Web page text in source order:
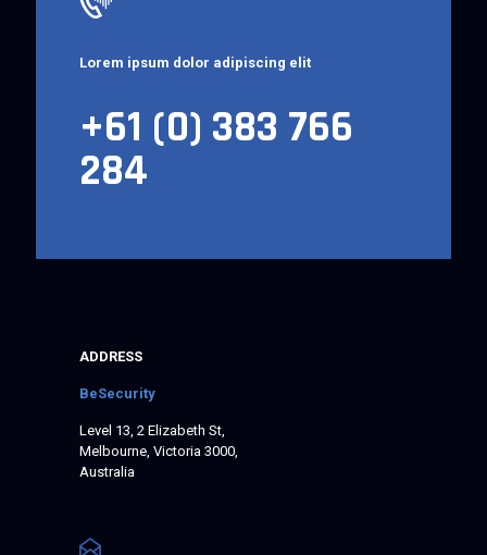
Lorem ipsum dolor adipiscing elit
+61 (0) 383 766
284
ADDRESS
BeSecurity
Level 13, 2 Elizabeth St,
Melbourne, Victoria 3000,
Australia